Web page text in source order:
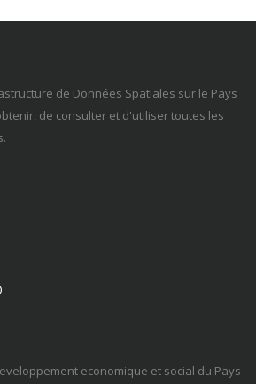
de Données Spatiales sur le Pays
de consulter et d'utiliser toutes les
economique et social du Pays